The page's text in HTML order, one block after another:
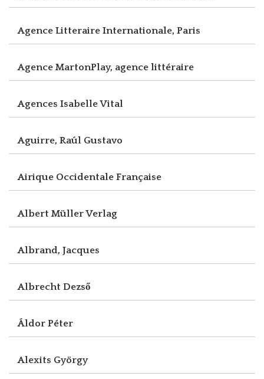
Agence Litteraire Internationale, Paris
Agence MartonPlay, agence littéraire
Agences Isabelle Vital
Aguirre, Raúl Gustavo
Airique Occidentale Française
Albert Müller Verlag
Albrand, Jacques
Albrecht Dezső
Áldor Péter
Alexits György